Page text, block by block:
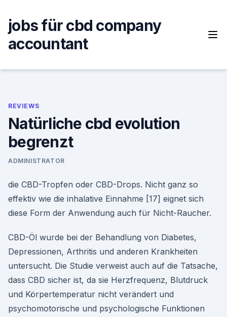
content
jobs für cbd company
accountant
REVIEWS
Natürliche cbd evolution
begrenzt
ADMINISTRATOR
die CBD-Tropfen oder CBD-Drops. Nicht ganz so
effektiv wie die inhalative Einnahme [17] eignet sich
diese Form der Anwendung auch für Nicht-Raucher.
CBD-Öl wurde bei der Behandlung von Diabetes,
Depressionen, Arthritis und anderen Krankheiten
untersucht. Die Studie verweist auch auf die Tatsache,
dass CBD sicher ist, da sie Herzfrequenz, Blutdruck
und Körpertemperatur nicht verändert und
psychomotorische und psychologische Funktionen